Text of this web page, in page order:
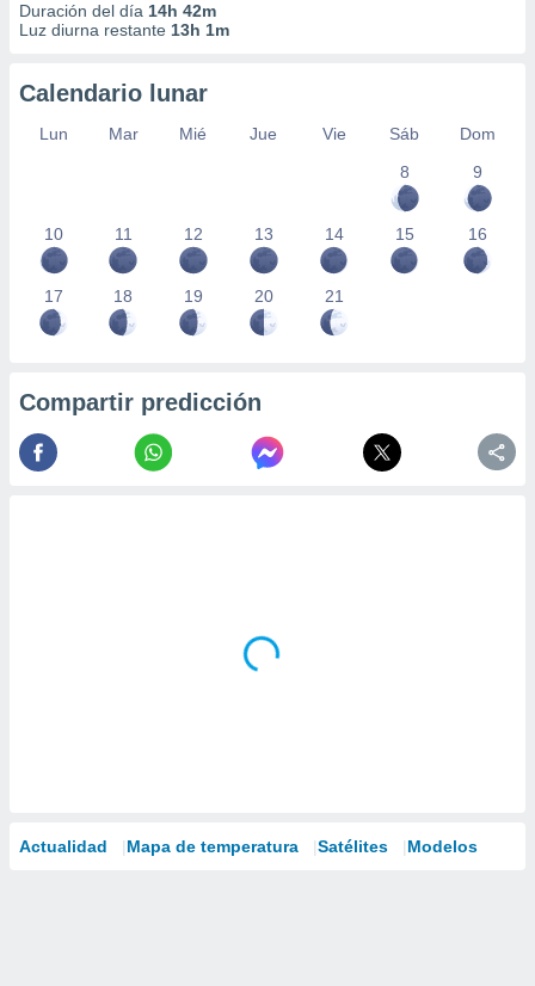
Duración del día 14h 42m
Luz diurna restante 13h 1m
Calendario lunar
Lun Mar Mié Jue Vie Sáb
Dom
8
9
10 11 12 13 14 15 16
17 18 19 20 21
Compartir predicción
Actualidad Mapa de temperatura Satélites Modelos